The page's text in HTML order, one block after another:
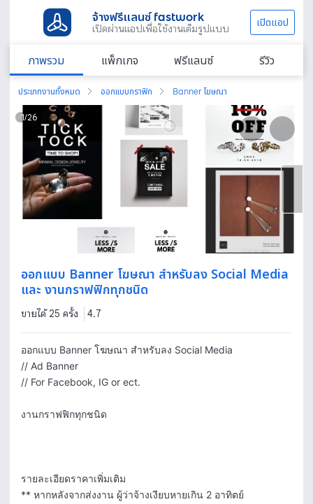
จ้างฟรีแลนซ์ fastwork
เปิดผ่านแอปเพื่อใช้งานเต็มรูปแบบ เปิดแอป
ภาพรวม แพ็กเกจ ฟรีแลนซ์ รีวิว
ประเภทงานทั้งหมด ออกแบบกราฟิก Banner โฆษณา
1/26
ออกแบบ Banner โฆษณา สำหรับลง Social Media
และ งานกราฟฟิกทุกชนิด
ขายได้ 25 ครั้ง 4.7
ออกแบบ Banner โฆษณา สำหรับลง Social Media
// Ad Banner
// For Facebook, IG or ect.
งานกราฟฟิกทุกชนิด
รายละเอียดราคาเพิ่มเติม
** หากหลังจากส่งงาน ผู้ว่าจ้างเงียบหายเกิน 2 อาทิตย์